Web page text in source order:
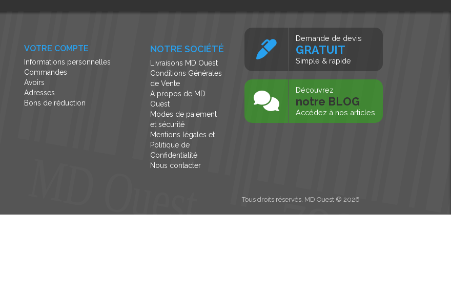
NOTRE SOCIÉTÉ
Livraisons MD Ouest
Conditions Générales
de Vente
A propos de MD
Ouest
Modes de paiement
et sécurité
Mentions légales et
Politique de
Confidentialité
Nous contacter
VOTRE COMPTE
Informations personnelles
Commandes
Avoirs
Adresses
Bons de réduction
Demande de devis
GRATUIT
Simple & rapide
Découvrez
notre BLOG
Accédez à nos articles
Tous droits réservés, MD Ouest © 2026